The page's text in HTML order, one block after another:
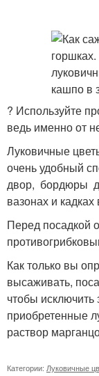
? Используйте
ведь именно от
Луковичные
очень удобный
двор, бордюры
вазонах и
Перед посадкой
Как только вы
высаживать,
чтобы исключить
приобретенные
раствор
Категории: Луковичные